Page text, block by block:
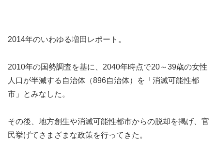
2014年のいわゆる増田レポート。
2010年の国勢調査を基に、2040年時点で20～39歳の女性
人口が半減する自治体（896自治体）を「消滅可能性都
市」とみなした。
その後、地方創生や消滅可能性都市からの脱却を掲げ、官
民挙げてさまざまな政策を行ってきた。